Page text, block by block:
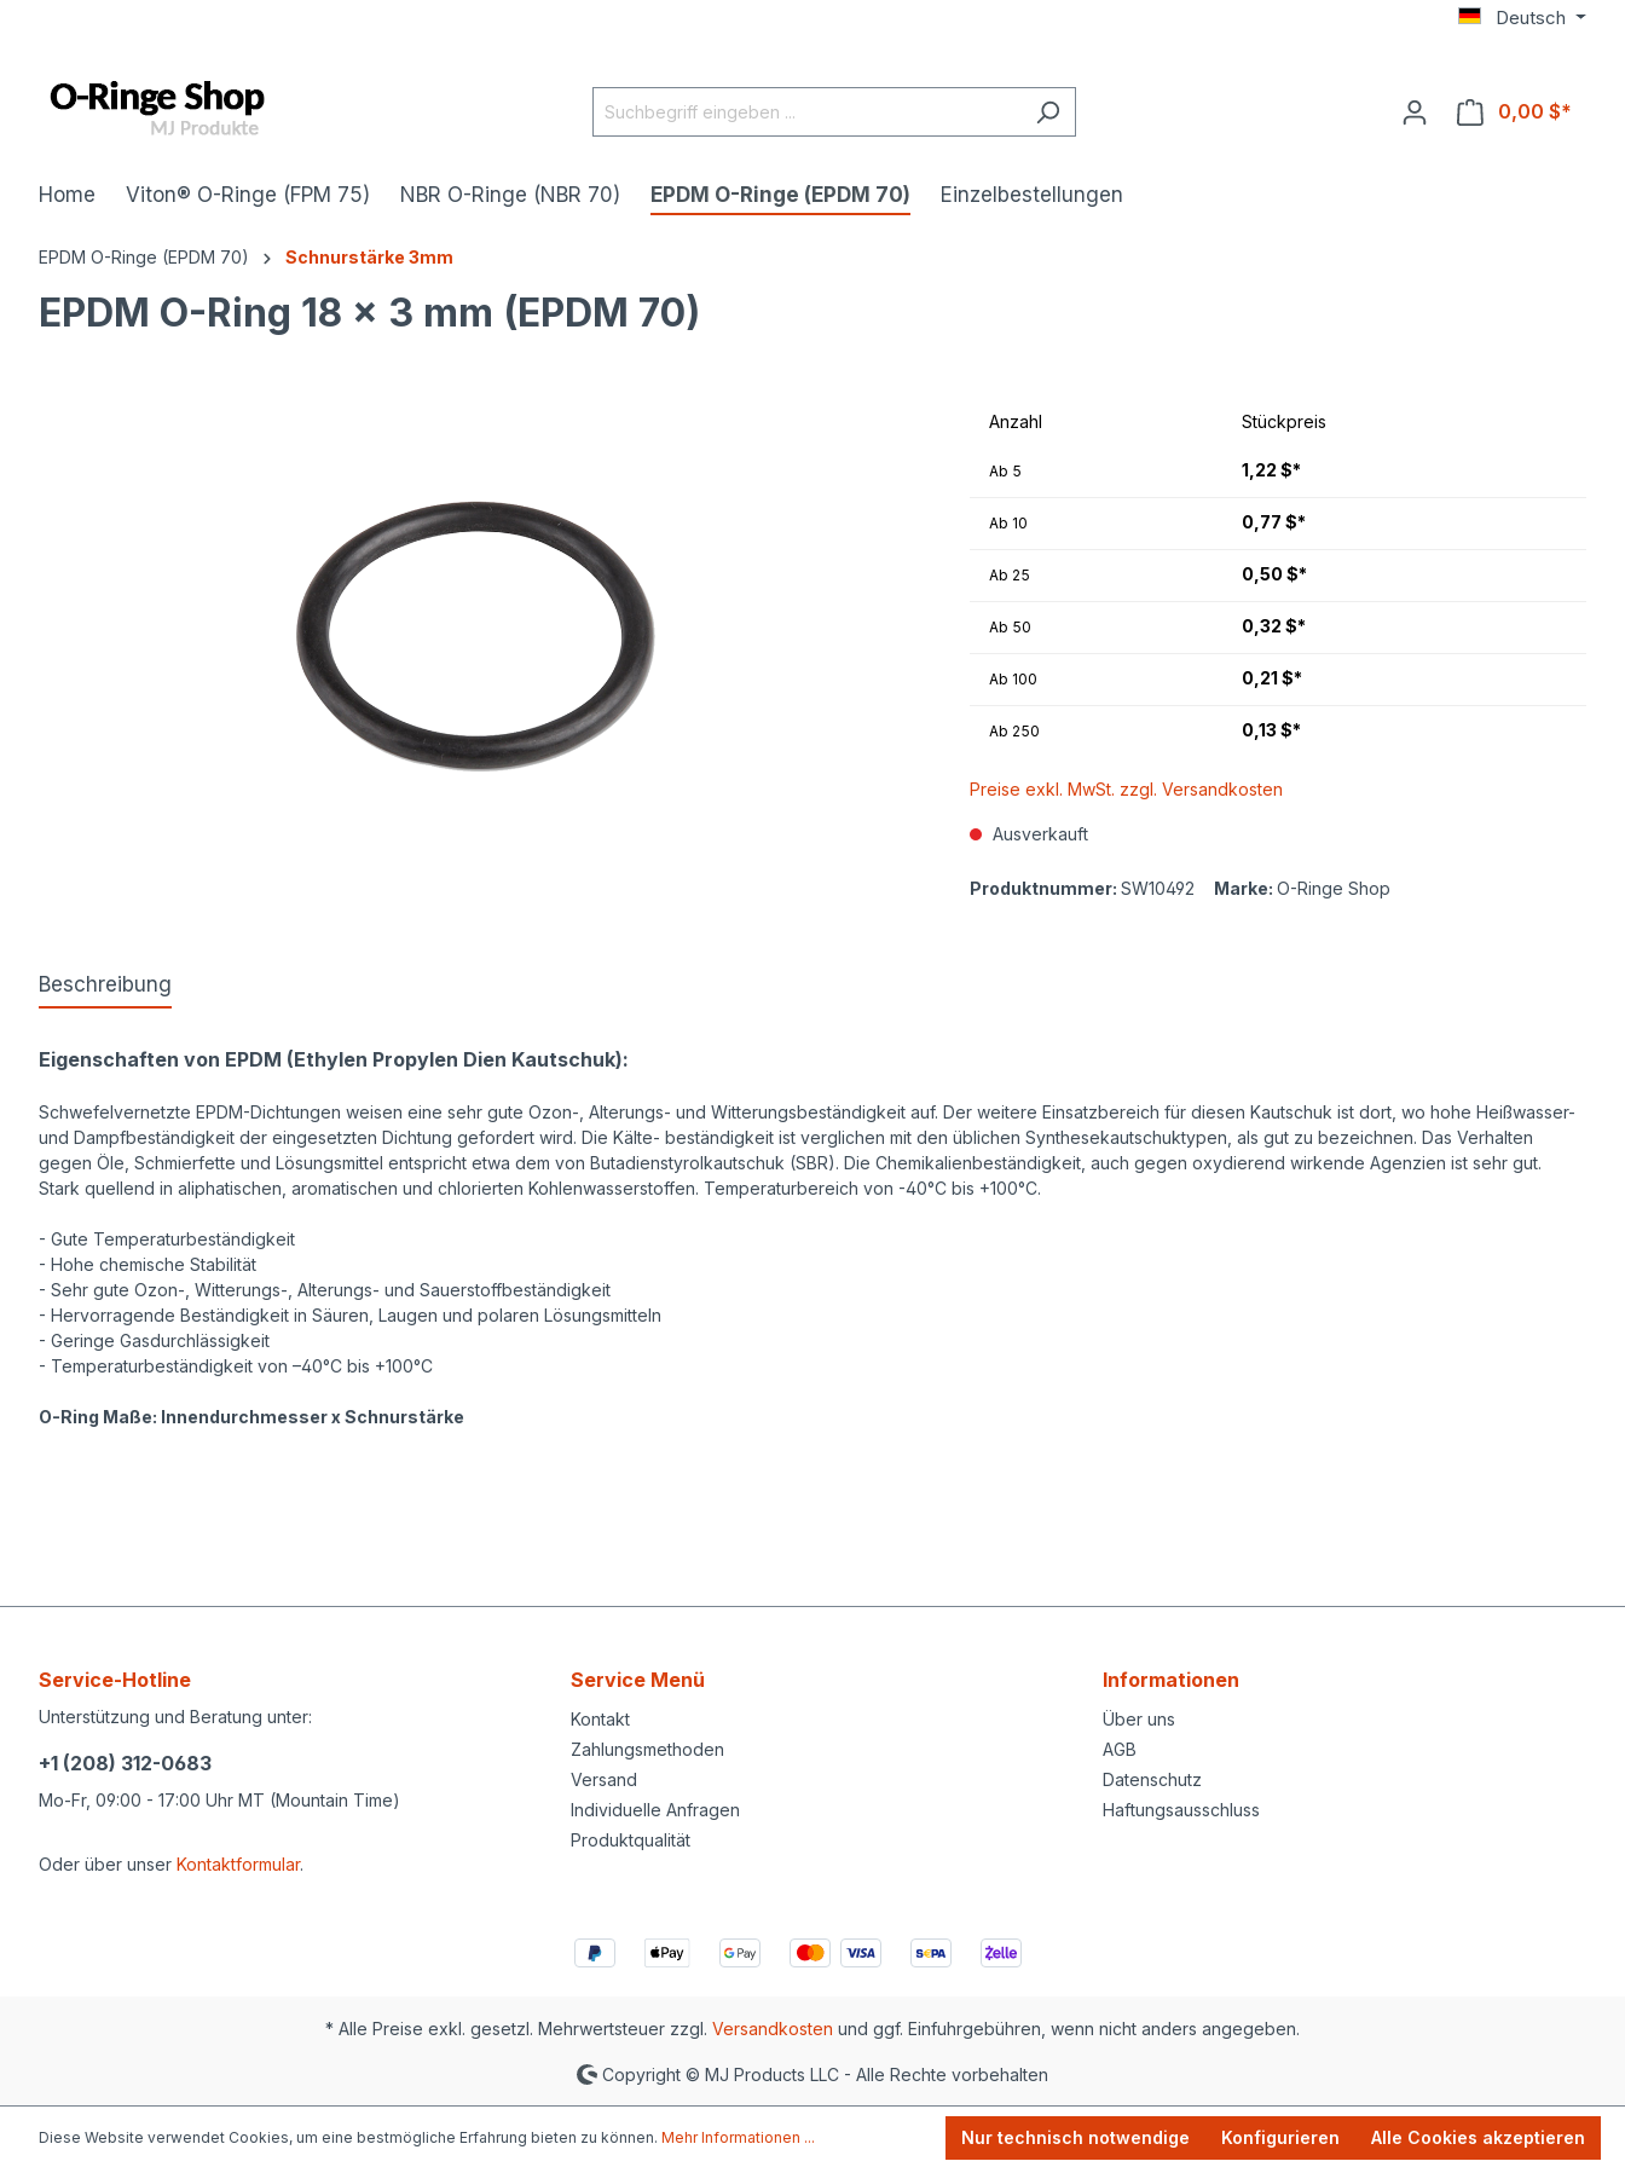
Deutsch
0,00 $*
Home Viton® O-Ringe (FPM 75) NBR O-Ringe (NBR 70) EPDM O-Ringe (EPDM 70) Einzelbestellungen
EPDM O-Ringe (EPDM 70) Schnurstärke 3mm
EPDM O-Ring 18 x 3 mm (EPDM 70)
Anzahl Stückpreis
Ab 5 1,22 $*
Ab 10 0,77 $*
Ab 25 0,50 $*
Ab 50 0,32 $*
Ab 100 0,21 $*
Ab 250 0,13 $*
Preise exkl. MwSt. zzgl. Versandkosten
Ausverkauft
Produktnummer: SW10492 Marke: O-Ringe Shop
Beschreibung
Eigenschaften von EPDM (Ethylen Propylen Dien Kautschuk):
Schwefelvernetzte EPDM-Dichtungen weisen eine sehr gute Ozon-, Alterungs- und Witterungsbeständigkeit auf. Der weitere Einsatzbereich für diesen Kautschuk ist dort, wo hohe Heißwasser-
und Dampfbeständigkeit der eingesetzten Dichtung gefordert wird. Die Kälte- beständigkeit ist verglichen mit den üblichen Synthesekautschuktypen, als gut zu bezeichnen. Das Verhalten
gegen Öle, Schmierfette und Lösungsmittel entspricht etwa dem von Butadienstyrolkautschuk (SBR). Die Chemikalienbeständigkeit, auch gegen oxydierend wirkende Agenzien ist sehr gut.
Stark quellend in aliphatischen, aromatischen und chlorierten Kohlenwasserstoffen. Temperaturbereich von -40°C bis +100°C.
- Gute Temperaturbeständigkeit
- Hohe chemische Stabilität
- Sehr gute Ozon-, Witterungs-, Alterungs- und Sauerstoffbeständigkeit
- Hervorragende Beständigkeit in Säuren, Laugen und polaren Lösungsmitteln
- Geringe Gasdurchlässigkeit
- Temperaturbeständigkeit von –40°C bis +100°C
O-Ring Maße: Innendurchmesser x Schnurstärke
Service-Hotline
Unterstützung und Beratung unter:
+1 (208) 312-0683
Mo-Fr, 09:00 - 17:00 Uhr MT (Mountain Time)
Oder über unser Kontaktformular.
Service Menü
Kontakt
Zahlungsmethoden
Versand
Individuelle Anfragen
Produktqualität
Informationen
Über uns
AGB
Datenschutz
Haftungsausschluss
* Alle Preise exkl. gesetzl. Mehrwertsteuer zzgl. Versandkosten und ggf. Einfuhrgebühren, wenn nicht anders angegeben.
Copyright © MJ Products LLC - Alle Rechte vorbehalten
Diese Website verwendet Cookies, um eine bestmögliche Erfahrung bieten zu können. Mehr Informationen ... Nur technisch notwendige Konfigurieren Alle Cookies akzeptieren